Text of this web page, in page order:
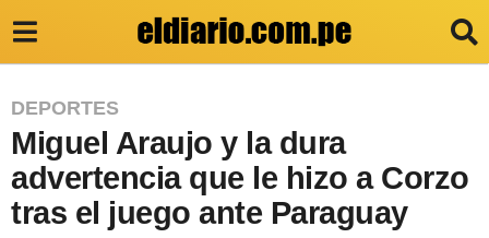
2
a
ñ
o
DEPORTES
Miguel Araujo y la dura
advertencia que le hizo a Corzo
tras el juego ante Paraguay